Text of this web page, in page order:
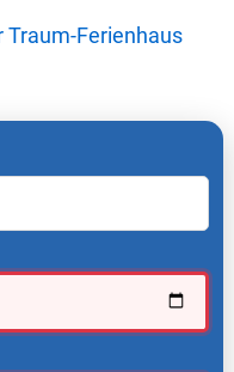
Traum-Ferienhaus